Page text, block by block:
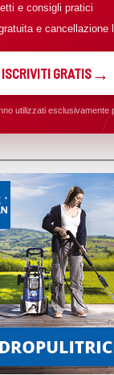
e consigli pratici
e cancellazione
ISCRIVITI GRATIS
utilizzati esclusivamente